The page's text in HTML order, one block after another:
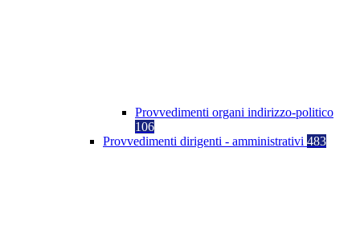
Provvedimenti organi indirizzo-politico
106
Provvedimenti dirigenti - amministrativi 483